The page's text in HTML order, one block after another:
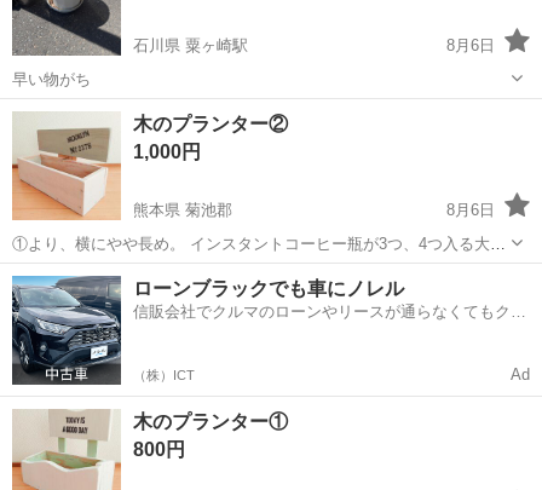
石川県 粟ヶ崎駅
8月6日
早い物がち
石川 河北郡 粟ヶ崎駅 その他
木のプランター②
1,000円
熊本県 菊池郡
8月6日
①より、横にやや長め。 インスタントコーヒー瓶が3つ、4つ入る大き
さです。 ハンドメイド品がお好きな方に◎
熊本 菊池郡 その他 プランター
ローンブラックでも車にノレル
信販会社でクルマのローンやリースが通らなくてもクル
（株）ICT Ad
木のプランター①
800円